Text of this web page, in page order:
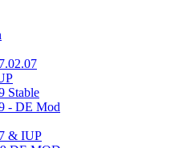
Stable
- DE Mod
& IUP